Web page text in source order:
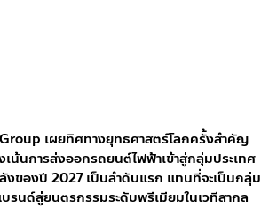
เผยทิศทางยุทธศาสตร์โลกครั้งสำคัญ
น้นการส่งออกรถยนต์ไฟฟ้าเข้าสู่กลุ่มประเทศ
องปี 2027 เป็นลำดับแรก แทนที่จะเป็นกลุ่ม
นด์สู่ยนตรกรรมระดับพรีเมียมในเวทีสากล